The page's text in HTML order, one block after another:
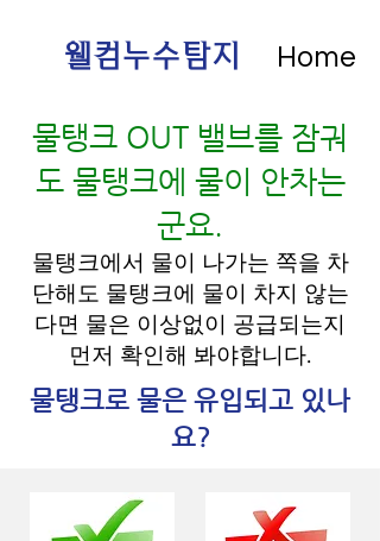
웰컴누수탐지 ​Home
물탱크 OUT 밸브를 잠궈
도 물탱크에 물이 안차는
군요.
물탱크에서 물이 나가는 쪽을 차
단해도 물탱크에 물이 차지 않는
다면 물은 이상없이 공급되는지
먼저 확인해 봐야합니다.
물탱크로 물은 유입되고 있나
요?